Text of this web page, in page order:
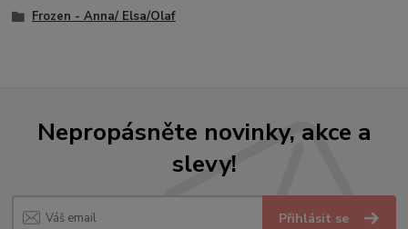
Frozen - Anna/ Elsa/Olaf
Nepropásněte novinky, akce a
slevy!
Přihlásit se